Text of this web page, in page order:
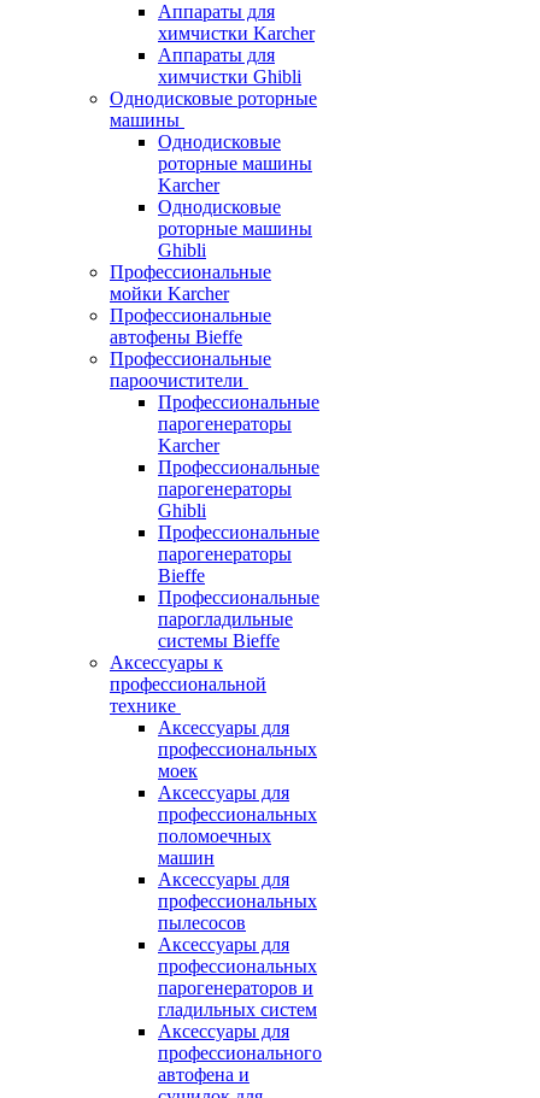
Аппараты для
химчистки Karcher
Аппараты для
химчистки Ghibli
Однодисковые роторные
машины
Однодисковые
роторные машины
Karcher
Однодисковые
роторные машины
Ghibli
Профессиональные
мойки Karcher
Профессиональные
автофены Bieffe
Профессиональные
пароочистители
Профессиональные
парогенераторы
Karcher
Профессиональные
парогенераторы
Ghibli
Профессиональные
парогенераторы
Bieffe
Профессиональные
парогладильные
системы Bieffe
Аксессуары к
профессиональной
технике
Аксессуары для
профессиональных
моек
Аксессуары для
профессиональных
поломоечных
машин
Аксессуары для
профессиональных
пылесосов
Аксессуары для
профессиональных
парогенераторов и
гладильных систем
Аксессуары для
профессионального
автофена и